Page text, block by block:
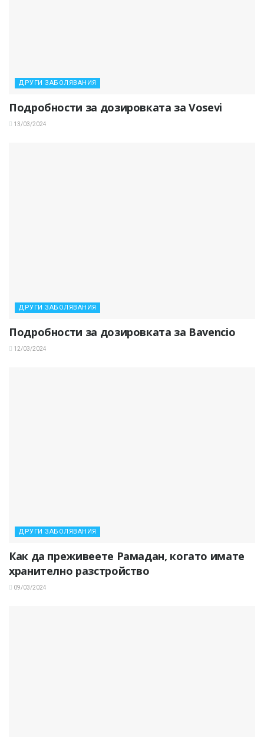
ДРУГИ ЗАБОЛЯВАНИЯ
Подробности за дозировката за Vosevi
13/03/2024
ДРУГИ ЗАБОЛЯВАНИЯ
Подробности за дозировката за Bavencio
12/03/2024
ДРУГИ ЗАБОЛЯВАНИЯ
Как да преживеете Рамадан, когато имате
хранително разстройство
09/03/2024